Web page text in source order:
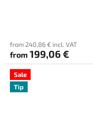
from 240,86 € incl. VAT
from 199,06 €
Sale
Tip